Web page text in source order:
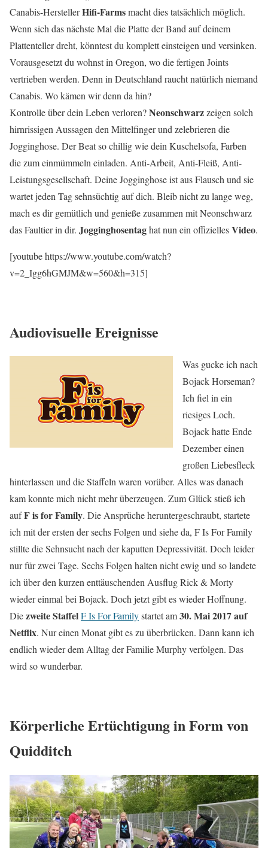
Canabis-HerstellerHifi-Farmsmacht dies tatsächlich möglich.
Wenn sich das nächste Mal die Platte der Band auf deinem
Plattenteller dreht, könntest du komplett einsteigen und versinken.
Vorausgesetzt du wohnst in Oregon, wo die fertigen Joints
vertrieben werden. Denn in Deutschland raucht natürlich niemand
Canabis. Wo kämen wir denn da hin?
Kontrolle über dein Leben verloren?Neonschwarzzeigen solch
hirnrissigen Aussagen den Mittelfinger und zelebrieren die
Jogginghose. Der Beat so chillig wie dein Kuschelsofa, Farben
die zum einmümmeln einladen. Anti-Arbeit, Anti-Fleiß, Anti-
Leistungsgesellschaft. Deine Jogginghose ist aus Flausch und sie
wartet jeden Tag sehnsüchtig auf dich. Bleib nicht zu lange weg,
mach es dir gemütlich und genieße zusammen mit Neonschwarz
das Faultier in dir. Jogginghosentaghat nun ein offiziellesVideo.
[youtube https://www.youtube.com/watch?
v=2_Igg6hGMJM&w=560&h=315]
Audiovisuelle Ereignisse
Was gucke ich nach
Bojack Horseman?
Ich fiel in ein
riesiges Loch.
Bojack hatte Ende
Dezember einen
großen Liebesfleck
hinterlassen und die Staffeln waren vorüber. Alles was danach
kam konnte mich nicht mehr überzeugen. Zum Glück stieß ich
aufF is for Family. Die Ansprüche heruntergeschraubt, startete
ich mit der ersten der sechs Folgen und siehe da, F Is For Family
stillte die Sehnsucht nach der kaputten Depressivität. Doch leider
nur für zwei Tage. Sechs Folgen halten nicht ewig und so landete
ich über den kurzen enttäuschenden Ausflug Rick & Morty
wieder einmal bei Bojack. Doch jetzt gibt es wieder Hoffnung.
Diezweite StaffelF Is For Familystartet am30. Mai 2017 auf
Netflix. Nur einen Monat gibt es zu überbrücken. Dann kann ich
endlich wieder dem Alltag der Familie Murphy verfolgen. Das
wird so wunderbar.
Körperliche Ertüchtigung in Form von
Quidditch